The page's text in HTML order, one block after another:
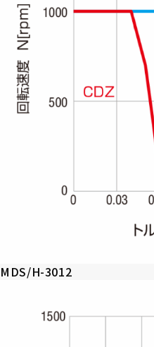
MDS/H-3012